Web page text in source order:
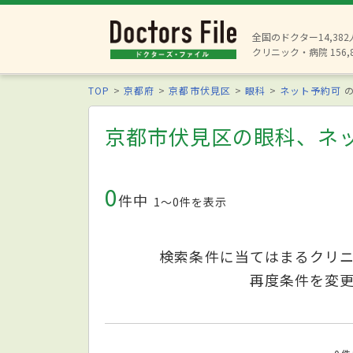
全国のドクター14,382
クリニック・病院
TOP 京都府 京都市伏見区 眼科 ネット予約可
京都市伏見区の眼科、ネ
0件中 1〜0件を表示
検索条件に当てはまるクリ
再度条件を変